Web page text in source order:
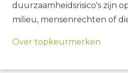
duurzaamheidsrisico's zijn
milieu, mensenrechten of
Over topkeurmerken